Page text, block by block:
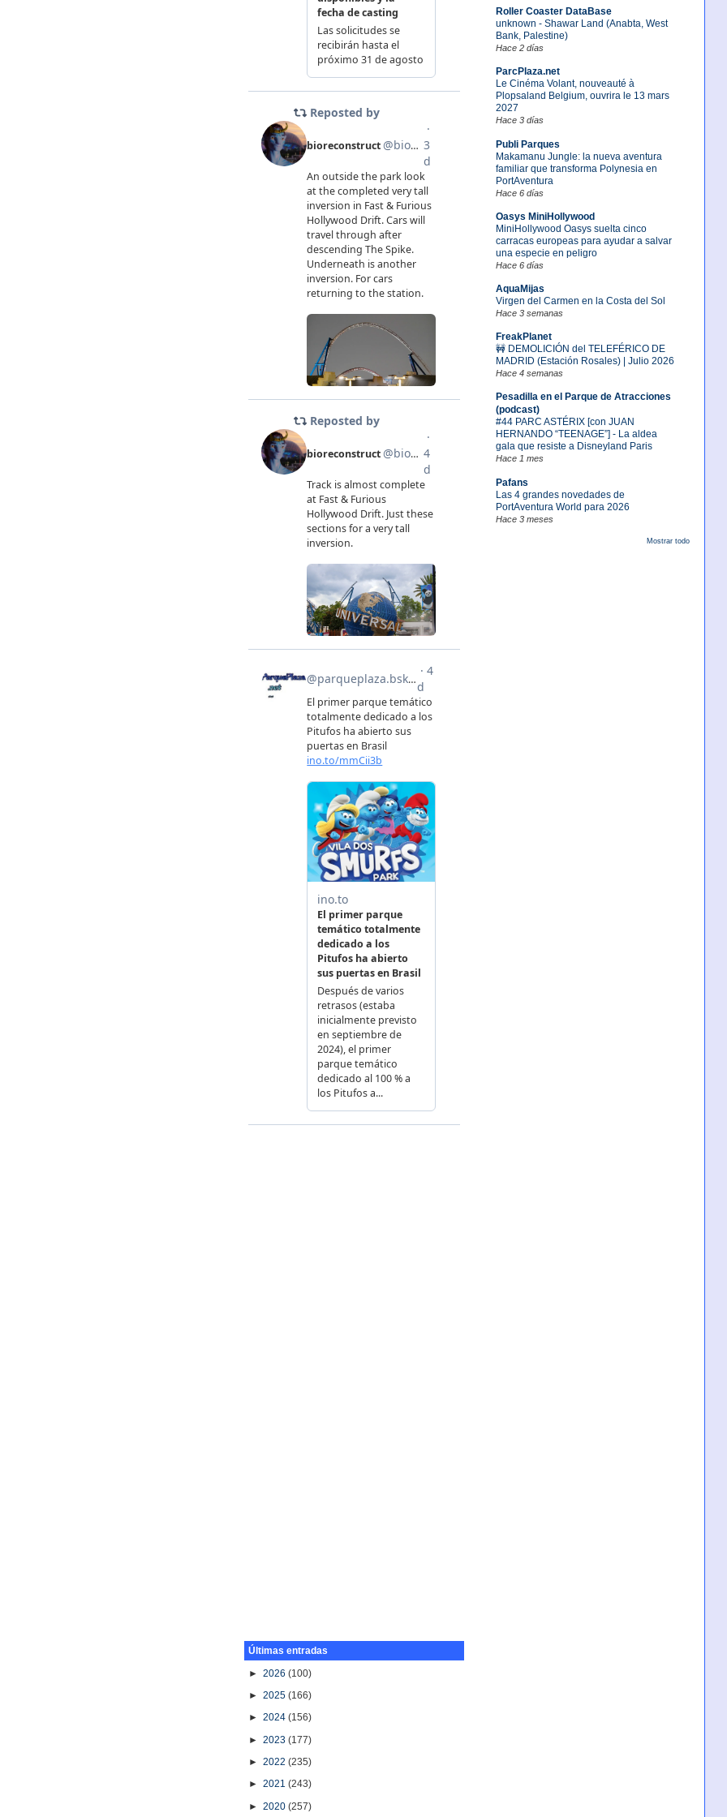
Roller Coaster DataBase
unknown - Shawar Land (Anabta, West
Bank, Palestine)
Hace 2 días
ParcPlaza.net
Le Cinéma Volant, nouveauté à
Plopsaland Belgium, ouvrira le 13 mars
2027
Hace 3 días
Publi Parques
Makamanu Jungle: la nueva aventura
familiar que transforma Polynesia en
PortAventura
Hace 6 días
Oasys MiniHollywood
MiniHollywood Oasys suelta cinco
carracas europeas para ayudar a salvar
una especie en peligro
Hace 6 días
AquaMijas
Virgen del Carmen en la Costa del Sol
Hace 3 semanas
FreakPlanet
🚧 DEMOLICIÓN del TELEFÉRICO DE
MADRID (Estación Rosales) | Julio 2026
Hace 4 semanas
Pesadilla en el Parque de Atracciones
(podcast)
#44 PARC ASTÉRIX [con JUAN
HERNANDO “TEENAGE”] - La aldea
gala que resiste a Disneyland Paris
Hace 1 mes
Pafans
Las 4 grandes novedades de
PortAventura World para 2026
Hace 3 meses
Mostrar todo
Últimas entradas
►2026(100)
►2025(166)
►2024(156)
►2023(177)
►2022(235)
►2021(243)
►2020(257)